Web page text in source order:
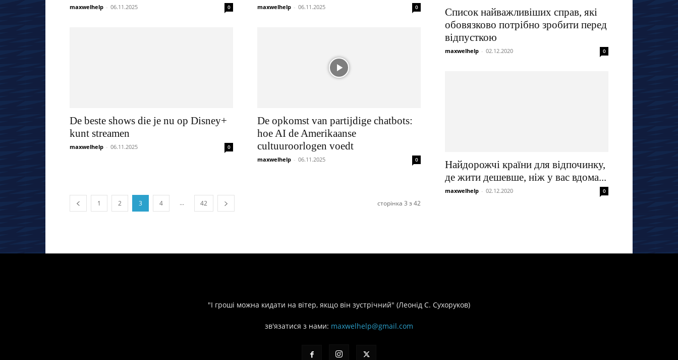
maxwelhelp - 06.11.2025 0 maxwelhelp - 06.11.2025 0
De beste shows die je nu op Disney+
kunt streamen
maxwelhelp - 06.11.2025 0
De opkomst van partijdige chatbots:
hoe AI de Amerikaanse
cultuuroorlogen voedt
maxwelhelp - 06.11.2025 0
1 2 3 4 ... 42 сторінка 3 з 42
Список найважливіших справ, які
обовязково потрібно зробити перед
відпусткою
maxwelhelp - 02.12.2020 0
Найдорожчі країни для відпочинку,
де жити дешевше, ніж у вас вдома...
maxwelhelp - 02.12.2020 0
"І гроші можна кидати на вітер, якщо він зустрічний" (Леонід С. Сухоруков)
зв'язатися з нами: maxwelhelp@gmail.com